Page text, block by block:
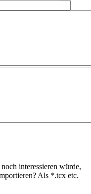
interessieren würde,
Als *.tcx etc.